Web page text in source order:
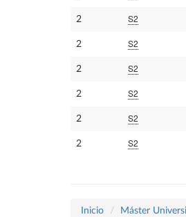
2 S2
2 S2
2 S2
2 S2
2 S2
2 S2
Inicio Máster